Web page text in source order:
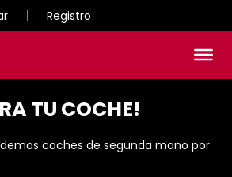
Registro
TU COCHE!
coches de segunda mano por